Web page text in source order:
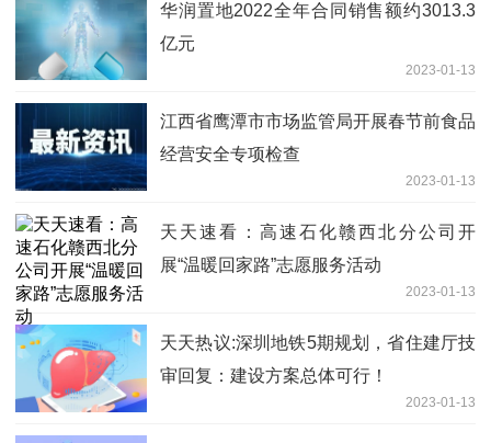
华润置地2022全年合同销售额约3013.3
亿元
2023-01-13
江西省鹰潭市市场监管局开展春节前食品
经营安全专项检查
2023-01-13
天天速看：高速石化赣西北分公司开
展“温暖回家路”志愿服务活动
2023-01-13
天天热议:深圳地铁5期规划，省住建厅技
审回复：建设方案总体可行！
2023-01-13